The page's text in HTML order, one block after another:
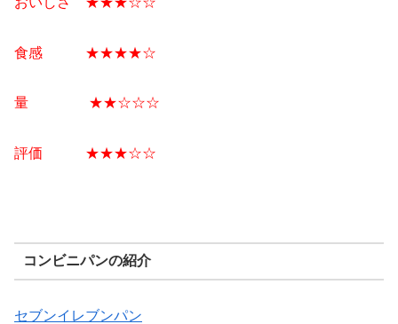
食感 ★★★★☆
量 ★★☆☆☆
評価 ★★★☆☆
コンビニパンの紹介
セブンイレブンパン